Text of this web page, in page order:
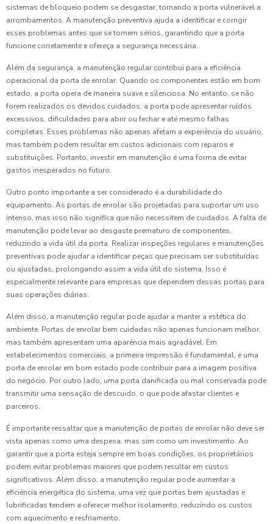
sistemas de bloqueio podem se desgastar, tornando a porta vulnerável a
arrombamentos. A manutenção preventiva ajuda a identificar e corrigir
esses problemas antes que se tornem sérios, garantindo que a porta
funcione corretamente e ofereça a segurança necessária.
Além da segurança, a manutenção regular contribui para a eficiência
operacional da porta de enrolar. Quando os componentes estão em bom
estado, a porta opera de maneira suave e silenciosa. No entanto, se não
forem realizados os devidos cuidados, a porta pode apresentar ruídos
excessivos, dificuldades para abrir ou fechar e até mesmo falhas
completas. Esses problemas não apenas afetam a experiência do usuário,
mas também podem resultar em custos adicionais com reparos e
substituições. Portanto, investir em manutenção é uma forma de evitar
gastos inesperados no futuro.
Outro ponto importante a ser considerado é a durabilidade do
equipamento. As portas de enrolar são projetadas para suportar um uso
intenso, mas isso não significa que não necessitem de cuidados. A falta de
manutenção pode levar ao desgaste prematuro de componentes,
reduzindo a vida útil da porta. Realizar inspeções regulares e manutenções
preventivas pode ajudar a identificar peças que precisam ser substituídas
ou ajustadas, prolongando assim a vida útil do sistema. Isso é
especialmente relevante para empresas que dependem dessas portas para
suas operações diárias.
Além disso, a manutenção regular pode ajudar a manter a estética do
ambiente. Portas de enrolar bem cuidadas não apenas funcionam melhor,
mas também apresentam uma aparência mais agradável. Em
estabelecimentos comerciais, a primeira impressão é fundamental, e uma
porta de enrolar em bom estado pode contribuir para a imagem positiva
do negócio. Por outro lado, uma porta danificada ou mal conservada pode
transmitir uma sensação de descuido, o que pode afastar clientes e
parceiros.
É importante ressaltar que a manutenção de portas de enrolar não deve ser
vista apenas como uma despesa, mas sim como um investimento. Ao
garantir que a porta esteja sempre em boas condições, os proprietários
podem evitar problemas maiores que podem resultar em custos
significativos. Além disso, a manutenção regular pode aumentar a
eficiência energética do sistema, uma vez que portas bem ajustadas e
lubrificadas tendem a oferecer melhor isolamento, reduzindo os custos
com aquecimento e resfriamento.